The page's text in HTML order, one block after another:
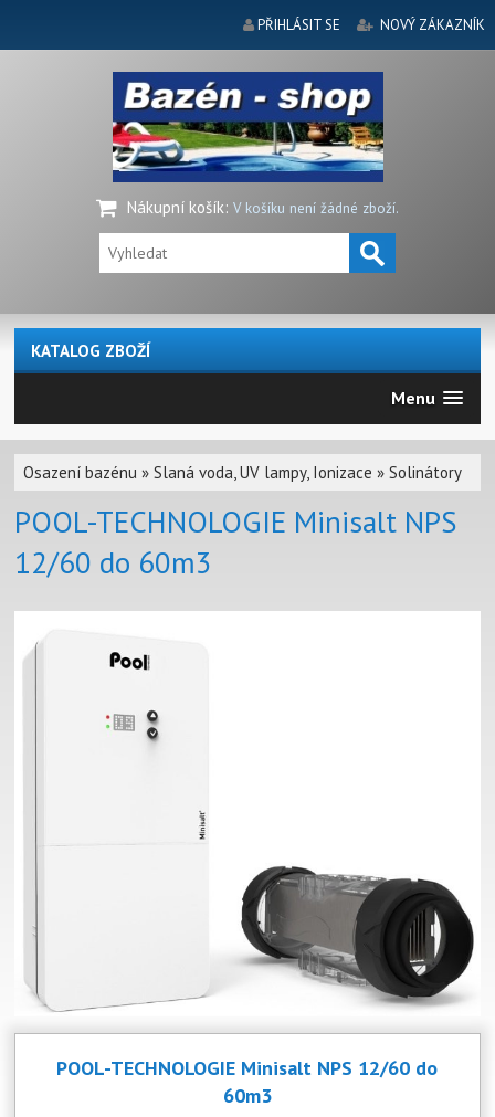
PŘIHLÁSIT SE NOVÝ ZÁKAZNÍK
Nákupní košík: V košíku není žádné zboží.
KATALOG ZBOŽÍ
Menu
Osazení bazénu »Slaná voda, UV lampy, Ionizace »Solinátory
POOL-TECHNOLOGIE Minisalt NPS
12/60 do 60m3
POOL-TECHNOLOGIE Minisalt NPS 12/60 do
60m3